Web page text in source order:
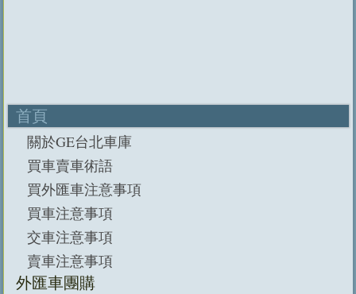
首頁
關於GE台北車庫
買車賣車術語
買外匯車注意事項
買車注意事項
交車注意事項
賣車注意事項
外匯車團購